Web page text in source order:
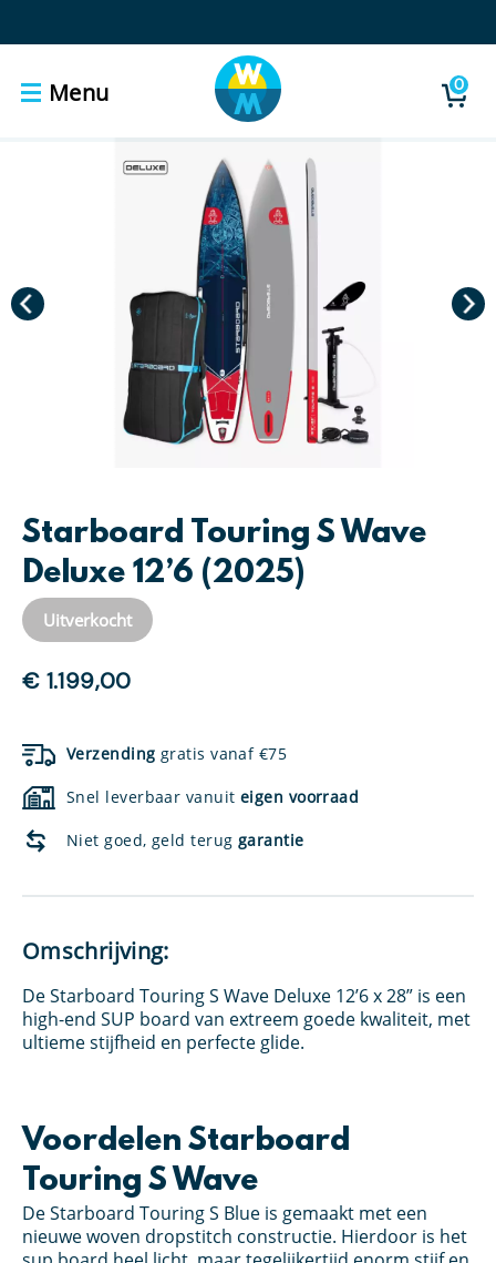
Menu 0
Starboard Touring S Wave
Deluxe 12’6 (2025)
Uitverkocht
€ 1.199,00
Verzending gratis vanaf €75
Snel leverbaar vanuit eigen voorraad
Niet goed, geld terug garantie
Omschrijving:
De Starboard Touring S Wave Deluxe 12’6 x 28” is een
high-end SUP board van extreem goede kwaliteit, met
ultieme stijfheid en perfecte glide.
Voordelen Starboard
Touring S Wave
De Starboard Touring S Blue is gemaakt met een
nieuwe woven dropstitch constructie. Hierdoor is het